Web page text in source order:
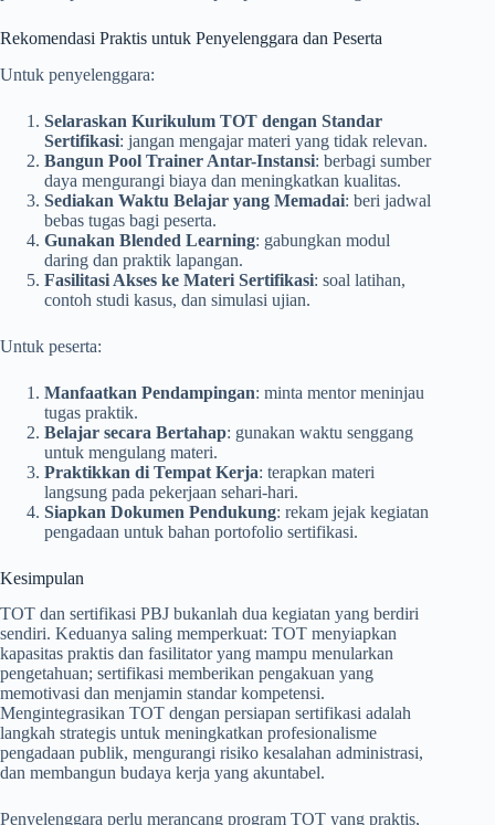
Rekomendasi Praktis untuk Penyelenggara dan Peserta
Untuk penyelenggara:
Selaraskan Kurikulum TOT dengan Standar
Sertifikasi: jangan mengajar materi yang tidak relevan.
Bangun Pool Trainer Antar-Instansi: berbagi sumber
daya mengurangi biaya dan meningkatkan kualitas.
Sediakan Waktu Belajar yang Memadai: beri jadwal
bebas tugas bagi peserta.
Gunakan Blended Learning: gabungkan modul
daring dan praktik lapangan.
Fasilitasi Akses ke Materi Sertifikasi: soal latihan,
contoh studi kasus, dan simulasi ujian.
Untuk peserta:
Manfaatkan Pendampingan: minta mentor meninjau
tugas praktik.
Belajar secara Bertahap: gunakan waktu senggang
untuk mengulang materi.
Praktikkan di Tempat Kerja: terapkan materi
langsung pada pekerjaan sehari-hari.
Siapkan Dokumen Pendukung: rekam jejak kegiatan
pengadaan untuk bahan portofolio sertifikasi.
Kesimpulan
TOT dan sertifikasi PBJ bukanlah dua kegiatan yang berdiri
sendiri. Keduanya saling memperkuat: TOT menyiapkan
kapasitas praktis dan fasilitator yang mampu menularkan
pengetahuan; sertifikasi memberikan pengakuan yang
memotivasi dan menjamin standar kompetensi.
Mengintegrasikan TOT dengan persiapan sertifikasi adalah
langkah strategis untuk meningkatkan profesionalisme
pengadaan publik, mengurangi risiko kesalahan administrasi,
dan membangun budaya kerja yang akuntabel.
Penyelenggara perlu merancang program TOT yang praktis,